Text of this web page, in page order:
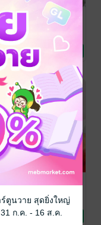
สาวใช้คนโปรด
กระต่ายสาว
นิยาย Girl
11 Rating
ฉ่ำรักอรอลิน
นิยาย Girl
Love/Yuri
ร์ตูนวาย สุดยิ่งใหญ่
ก.ค. - 16 ส.ค.